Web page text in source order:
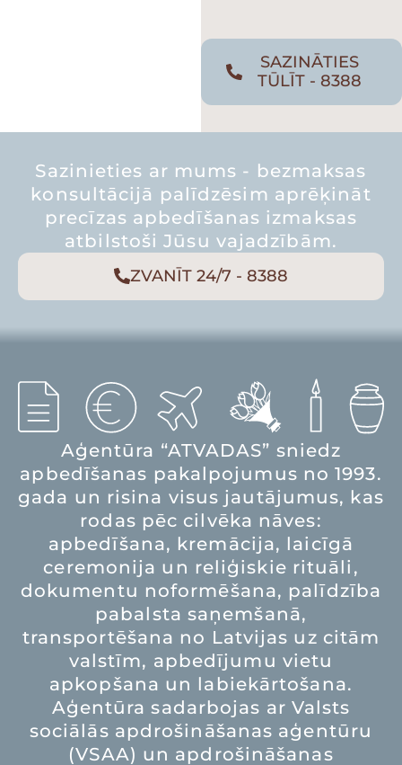
SAZINĀTIES
TŪLĪT - 8388
Sazinieties ar mums - bezmaksas
konsultācijā palīdzēsim aprēķināt
precīzas apbedīšanas izmaksas
atbilstoši Jūsu vajadzībām.
ZVANĪT 24/7 - 8388
Aģentūra “ATVADAS” sniedz
apbedīšanas pakalpojumus no 1993.
gada un risina visus jautājumus, kas
rodas pēc cilvēka nāves:
apbedīšana, kremācija, laicīgā
ceremonija un reliģiskie rituāli,
dokumentu noformēšana, palīdzība
pabalsta saņemšanā,
transportēšana no Latvijas uz citām
valstīm, apbedījumu vietu
apkopšana un labiekārtošana.
Aģentūra sadarbojas ar Valsts
sociālās apdrošināšanas aģentūru
(VSAA) un apdrošināšanas